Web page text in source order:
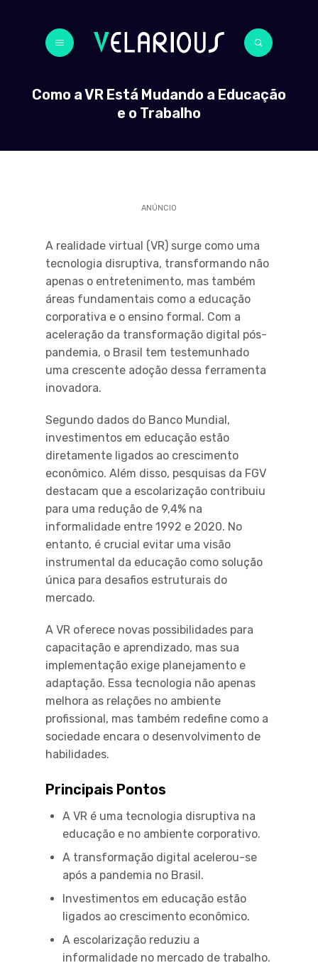
Como a VR Está Mudando a Educação
e o Trabalho
ANÚNCIO
A realidade virtual (VR) surge como uma
tecnologia disruptiva, transformando não
apenas o entretenimento, mas também
áreas fundamentais como a educação
corporativa e o ensino formal. Com a
aceleração da transformação digital pós-
pandemia, o Brasil tem testemunhado
uma crescente adoção dessa ferramenta
inovadora.
Segundo dados do Banco Mundial,
investimentos em educação estão
diretamente ligados ao crescimento
econômico. Além disso, pesquisas da FGV
destacam que a escolarização contribuiu
para uma redução de 9,4% na
informalidade entre 1992 e 2020. No
entanto, é crucial evitar uma visão
instrumental da educação como solução
única para desafios estruturais do
mercado.
A VR oferece novas possibilidades para
capacitação e aprendizado, mas sua
implementação exige planejamento e
adaptação. Essa tecnologia não apenas
melhora as relações no ambiente
profissional, mas também redefine como a
sociedade encara o desenvolvimento de
habilidades.
Principais Pontos
A VR é uma tecnologia disruptiva na
educação e no ambiente corporativo.
A transformação digital acelerou-se
após a pandemia no Brasil.
Investimentos em educação estão
ligados ao crescimento econômico.
A escolarização reduziu a
informalidade no mercado de trabalho.